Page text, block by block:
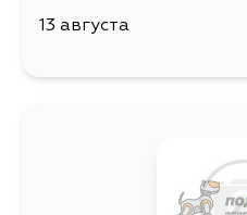
13 августа